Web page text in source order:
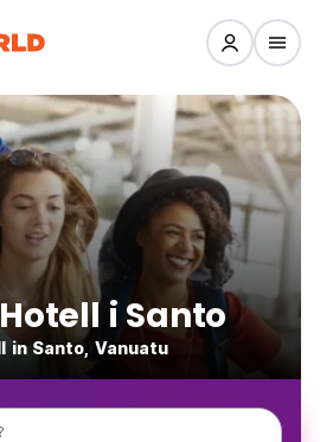
i Santo
in Santo, Vanuatu